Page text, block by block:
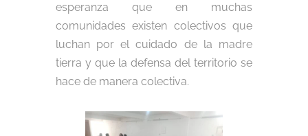
esperanza que en muchas
comunidades existen colectivos que
luchan por el cuidado de la madre
tierra y que la defensa del territorio se
hace de manera colectiva.